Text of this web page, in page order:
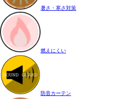
暑さ・寒さ対策
燃えにくい
防音カーテン